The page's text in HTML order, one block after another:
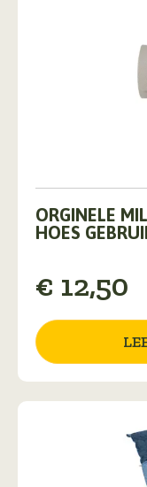
ORGINELE
HOES
€ 12,50